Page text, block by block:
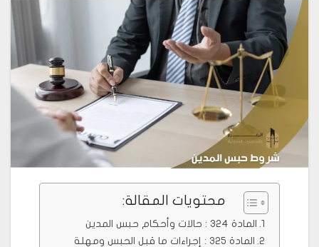
محتويات المقالة:
المادة 324 : حالات وأحكام حبس المدين
المادة 325 : إجراءات ما قبل الحبس ومهلة